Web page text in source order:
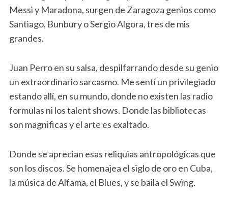
Messi y Maradona, surgen de Zaragoza genios como
Santiago, Bunbury o Sergio Algora, tres de mis
grandes.
Juan Perro en su salsa, despilfarrando desde su genio
un extraordinario sarcasmo. Me sentí un privilegiado
estando allí, en su mundo, donde no existen las radio
formulas ni los talent shows. Donde las bibliotecas
son magnificas y el arte es exaltado.
Donde se aprecian esas reliquias antropológicas que
son los discos. Se homenajea el siglo de oro en Cuba,
la música de Alfama, el Blues, y se baila el Swing.